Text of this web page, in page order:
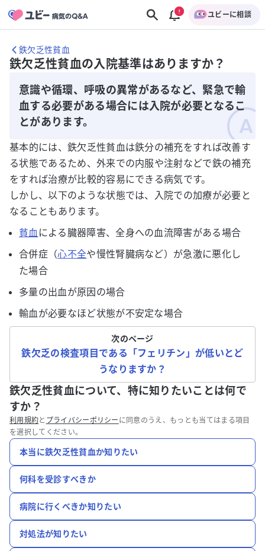
ユビーに相談
鉄欠乏性貧血
鉄欠乏性貧血の入院基準はありますか？
意識や循環、呼吸の異常があるなど、緊急で輸
血する必要がある場合には入院が必要となるこ
とがあります。
基本的には、鉄欠乏性貧血は鉄分の補充をすれば改善す
る状態であるため、外来での内服や注射などで鉄の補充
をすれば治療が比較的容易にできる病気です。
しかし、以下のような状態では、入院での加療が必要と
なることもあります。
貧血 による臓器障害、全身への血流障害がある場合
合併症（心不全や慢性腎臓病など）が急激に悪化し
た場合
多量の出血が原因の場合
輸血が必要なほど状態が不安定な場合
次のページ
鉄欠乏の検査項目である「フェリチン」が低いとど
うなりますか？
鉄欠乏性貧血について、特に知りたいことは何で
すか？
利用規約と プライバシーポリシー に同意のうえ、もっとも当てはまる項目
を選択してください。
本当に鉄欠乏性貧血か知りたい
何科を受診すべきか
病院に行くべきか知りたい
対処法が知りたい